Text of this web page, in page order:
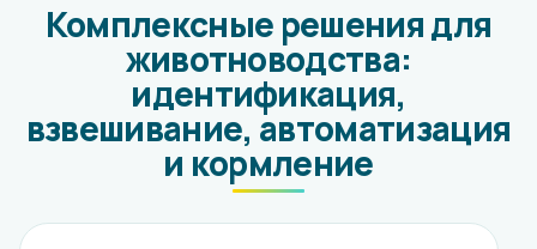
Комплексные решения для
животноводства:
идентификация,
взвешивание, автоматизация
и кормление